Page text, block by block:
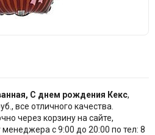
С днем рождения Кекс,
все отличного качества.
через корзину на сайте,
с 9:00 до 20:00 по тел: 8